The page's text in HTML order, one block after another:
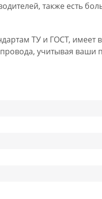
также есть
ТУ и ГОСТ, имеет
учитывая ваши